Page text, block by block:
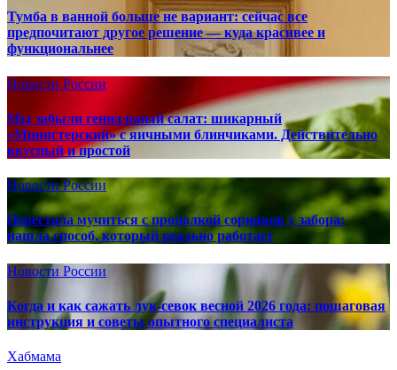
Тумба в ванной больше не вариант: сейчас все
предпочитают другое решение — куда красивее и
функциональнее
Новости России
Мы забыли гениальный салат: шикарный
«Министерский» с яичными блинчиками. Действительно
вкусный и простой
Новости России
Перестала мучиться с прополкой сорняков у забора:
нашла способ, который реально работает
Новости России
Когда и как сажать лук-севок весной 2026 года: пошаговая
инструкция и советы опытного специалиста
Хабмама